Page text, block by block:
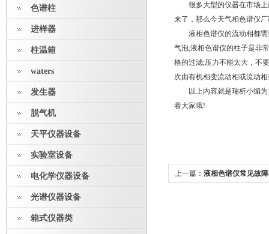
色谱柱
进样器
柱温箱
waters
发生器
脱气机
天平仪器设备
实验室设备
电化学仪器设备
光谱仪器设备
箱式仪器类
很多大型的仪器在市场上
来了，那么今天气相色谱仪
液相色谱仪的流动相都需
气泡;液相色谱仪的柱子是非
格的过滤;压力不能太大，不
次由有机相变流动相或流动
以上内容就是瑞析小编为
着大家哦!
上一篇： 液相色谱仪常见故